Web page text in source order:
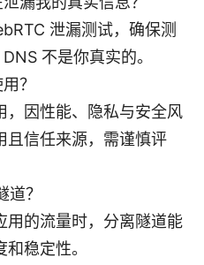
泄漏测试，确保测
不是你真实的。
？
，因性能、隐私与安全风
且信任来源，需谨慎评
？
用的流量时，分离隧道能
稳定性。